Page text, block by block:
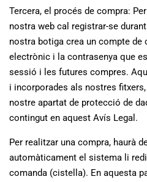
Tercera, el procés de compra:
nostra web cal registrar-se
nostra botiga crea un compte de
electrònic i la contrasenya que
sessió i les futures compres.
i incorporades als nostres
nostre apartat de protecció de
contingut en aquest Avís Legal.
Per realitzar una compra, haurà
automàticament el sistema li
comanda (cistella). En aquesta